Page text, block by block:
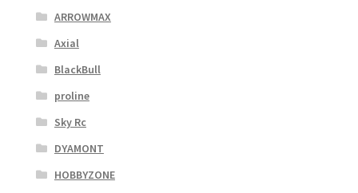
ARROWMAX
Axial
BlackBull
proline
Sky Rc
DYAMONT
HOBBYZONE